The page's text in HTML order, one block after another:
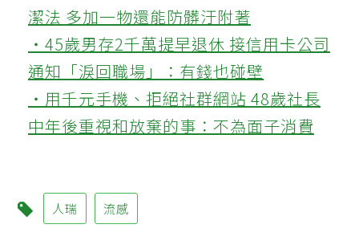
潔法 多加一物還能防髒汙附著
‧45歲男存2千萬提早退休 接信用卡公司
通知「淚回職場」：有錢也碰壁
‧用千元手機、拒絕社群網站 48歲社長
中年後重視和放棄的事：不為面子消費
人瑞 流感